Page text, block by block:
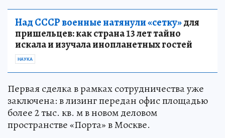
Над СССР военные натянули «сетку»для
пришельцев: как страна 13 лет тайно
искала и изучала инопланетных гостей
НАУКА
Первая сделка в рамках сотрудничества уже
заключена: в лизинг передан офис площадью
более 2 тыс. кв. м в новом деловом
пространстве «Порта» в Москве.